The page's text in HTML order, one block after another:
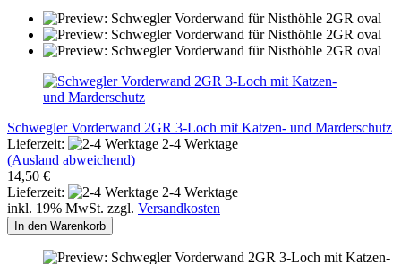
Schwegler Vorderwand 2GR 3-Loch mit Katzen- und Marderschutz
Lieferzeit:
2-4 Werktage
(Ausland abweichend)
14,50 €
Lieferzeit:
2-4 Werktage
inkl. 19% MwSt. zzgl. Versandkosten
In den Warenkorb